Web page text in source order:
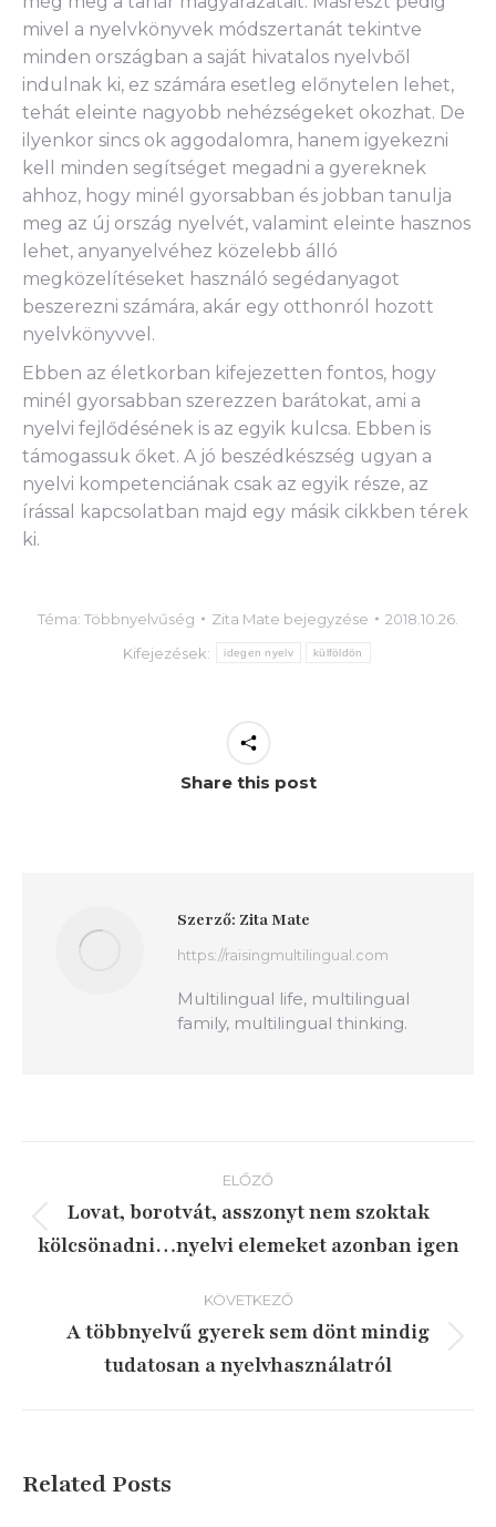
mivel a nyelvkönyvek módszertanát tekintve
minden országban a saját hivatalos nyelvből
indulnak ki, ez számára esetleg előnytelen lehet,
tehát eleinte nagyobb nehézségeket okozhat. De
ilyenkor sincs ok aggodalomra, hanem igyekezni
kell minden segítséget megadni a gyereknek
ahhoz, hogy minél gyorsabban és jobban tanulja
meg az új ország nyelvét, valamint eleinte hasznos
lehet, anyanyelvéhez közelebb álló
megközelítéseket használó segédanyagot
beszerezni számára, akár egy otthonról hozott
nyelvkönyvvel.
Ebben az életkorban kifejezetten fontos, hogy
minél gyorsabban szerezzen barátokat, ami a
nyelvi fejlődésének is az egyik kulcsa. Ebben is
támogassuk őket. A jó beszédkészség ugyan a
nyelvi kompetenciának csak az egyik része, az
írással kapcsolatban majd egy másik cikkben térek
ki.
Téma: Többnyelvűség Zita Mate bejegyzése
2018.10.26.
Kifejezések:
idegen nyelv külföldön
Share this post
Szerző: Zita Mate
https://raisingmultilingual.com
Multilingual life, multilingual
family, multilingual thinking.
navigáció
ELŐZŐ
Előző
írás:
Lovat, borotvát, asszonyt nem szoktak
kölcsönadni…nyelvi elemeket azonban igen
KÖVETKEZŐ
írás:
A többnyelvű gyerek sem dönt mindig
tudatosan a nyelvhasználatról
Related Posts